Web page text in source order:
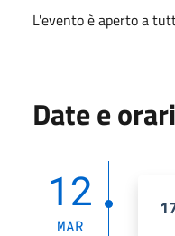
L'evento è aperto a
Date e orari
12
MAR